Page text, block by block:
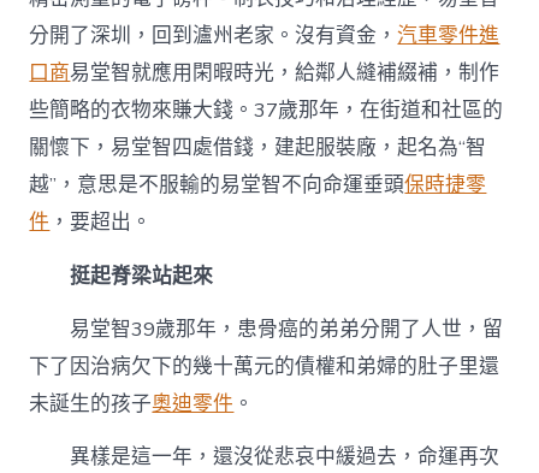
分開了深圳，回到瀘州老家。沒有資金，汽車零件進
口商易堂智就應用閑暇時光，給鄰人縫補綴補，制作
些簡略的衣物來賺大錢。37歲那年，在街道和社區的
關懷下，易堂智四處借錢，建起服裝廠，起名為“智
越”，意思是不服輸的易堂智不向命運垂頭保時捷零
件 ，要超出。
挺起脊梁站起來
易堂智39歲那年，患骨癌的弟弟分開了人世，留
下了因治病欠下的幾十萬元的債權和弟婦的肚子里還
未誕生的孩子奧迪零件 。
異樣是這一年，還沒從悲哀中緩過去，命運再次